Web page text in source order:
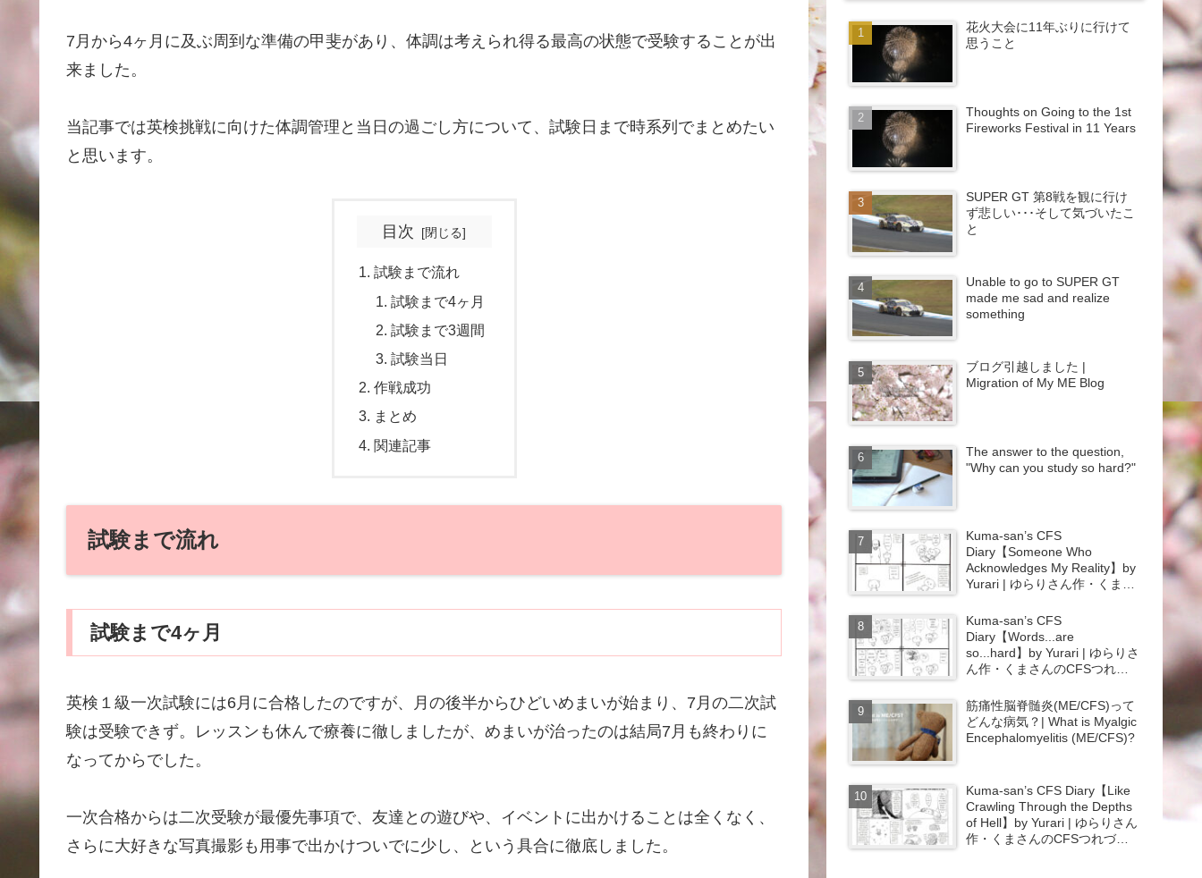
7月から4ヶ月に及ぶ周到な準備の甲斐があり、体調は考えられ得る最高の状態で受験することが出
来ました。
当記事では英検挑戦に向けた体調管理と当日の過ごし方について、試験日まで時系列でまとめたい
と思います。
目次
試験まで流れ
試験まで4ヶ月
試験まで3週間
試験当日
作戦成功
まとめ
関連記事
試験まで流れ
試験まで4ヶ月
英検１級一次試験には6月に合格したのですが、月の後半からひどいめまいが始まり、7月の二次試
験は受験できず。レッスンも休んで療養に徹しましたが、めまいが治ったのは結局7月も終わりに
なってからでした。
一次合格からは二次受験が最優先事項で、友達との遊びや、イベントに出かけることは全くなく、
さらに大好きな写真撮影も用事で出かけついでに少し、という具合に徹底しました。
花火大会に11年ぶりに行けて
思うこと
Thoughts on Going to the 1st
Fireworks Festival in 11 Years
SUPER GT 第8戦を観に行け
ず悲しい･･･そして気づいたこ
と
Unable to go to SUPER GT
made me sad and realize
something
ブログ引越しました |
Migration of My ME Blog
The answer to the question,
"Why can you study so hard?"
Kuma-san’s CFS
Diary【Someone Who
Acknowledges My Reality】by
Yurari | ゆらりさん作・くまさ
合ってくれる人】{#44}
Kuma-san’s CFS
Diary【Words...are
so...hard】by Yurari | ゆらりさ
ん作・くまさんのCFSつれづ
変･･･】{#43}
筋痛性脳脊髄炎(ME/CFS)って
どんな病気？| What is Myalgic
Encephalomyelitis (ME/CFS)?
Kuma-san’s CFS Diary【Like
Crawling Through the Depths
of Hell】by Yurari | ゆらりさん
作・くまさんのCFSつれづれ